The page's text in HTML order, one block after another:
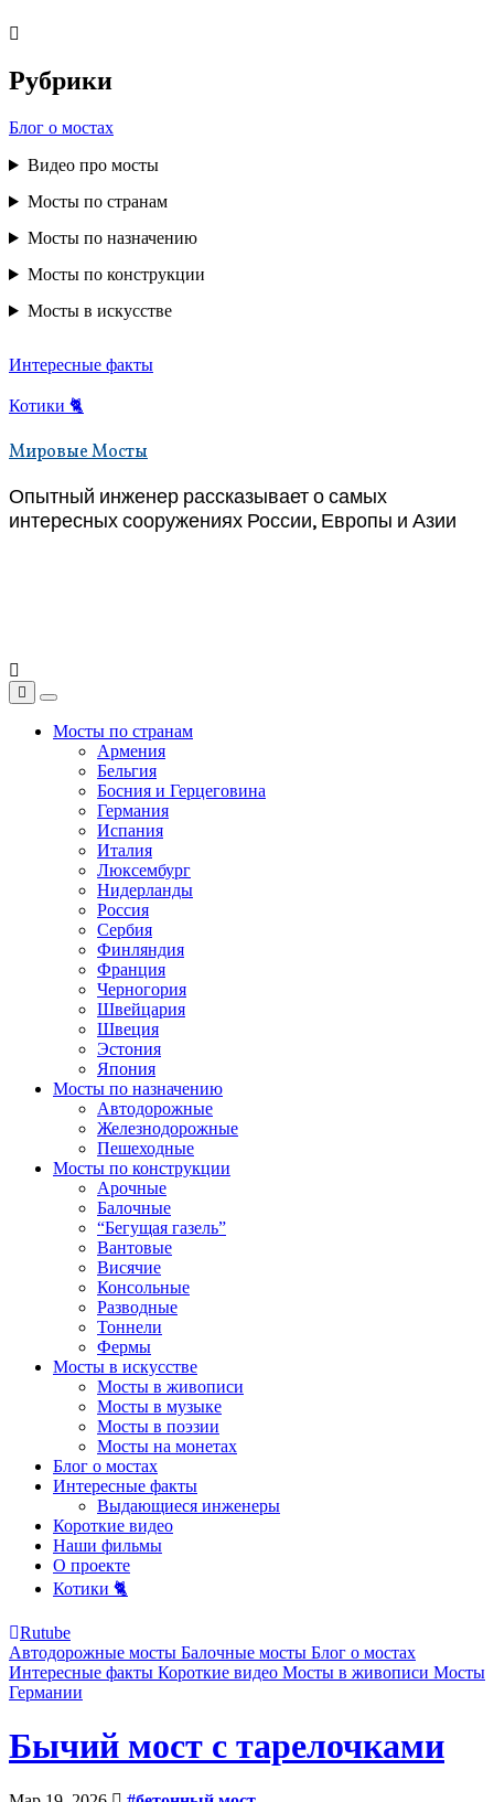
Перейти
содержимому
Рубрики
Блог о мостах
Видео про мосты
Мосты по странам
Мосты по назначению
Мосты по конструкции
Мосты в искусстве
Интересные факты
Котики 🐈
Мировые Мосты
Опытный инженер рассказывает о самых
интересных сооружениях России, Европы и Азии
Мосты по странам
Армения
Бельгия
Босния и Герцеговина
Германия
Испания
Италия
Люксембург
Нидерланды
Россия
Сербия
Финляндия
Франция
Черногория
Швейцария
Швеция
Эстония
Япония
Мосты по назначению
Автодорожные
Железнодорожные
Пешеходные
Мосты по конструкции
Арочные
Балочные
“Бегущая газель”
Вантовые
Висячие
Консольные
Разводные
Тоннели
Фермы
Мосты в искусстве
Мосты в живописи
Мосты в музыке
Мосты в поэзии
Мосты на монетах
Блог о мостах
Интересные факты
Выдающиеся инженеры
Короткие видео
Наши фильмы
О проекте
Котики 🐈
Rutube
Автодорожные мосты Балочные мосты Блог о мостах
Интересные факты Короткие видео Мосты в живописи Мосты
Германии
Бычий мост с тарелочками